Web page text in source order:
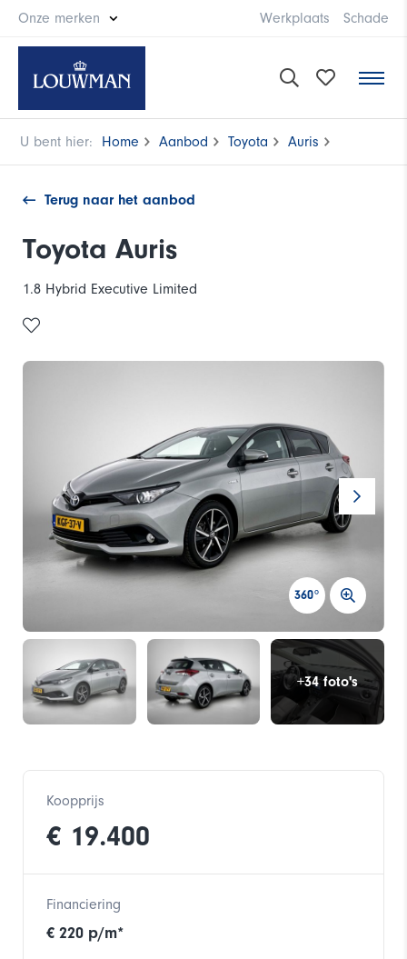
Onze merken Werkplaats Schade
U bent hier: Home Aanbod Toyota Auris
Terug naar het aanbod
Toyota Auris
1.8 Hybrid Executive Limited
360°
+34 foto's
Koopprijs
€ 19.400
Financiering
€ 220 p/m*